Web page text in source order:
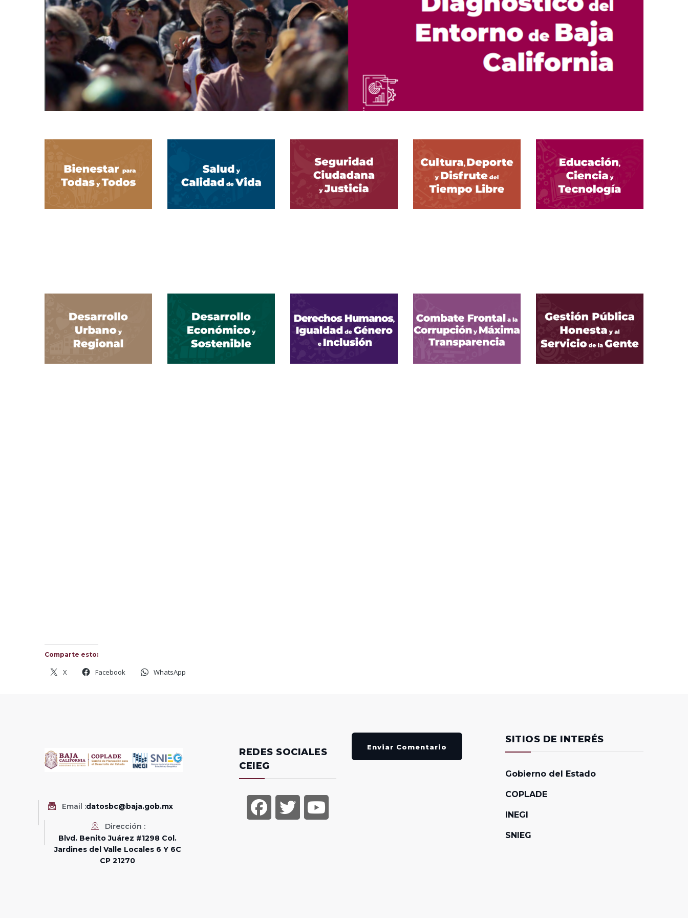
Comparte esto:
X Facebook WhatsApp
Email :datosbc@baja.gob.mx
Dirección :
Blvd. Benito Juárez #1298 Col.
Jardines del Valle Locales 6 Y 6C
CP 21270
REDES SOCIALES
CEIEG
Enviar Comentario
SITIOS DE INTERÉS
Gobierno del Estado
COPLADE
INEGI
SNIEG